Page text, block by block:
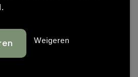
Weigeren